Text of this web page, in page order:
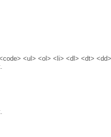
<ul> <ol> <li> <dl> <dt> <dd>